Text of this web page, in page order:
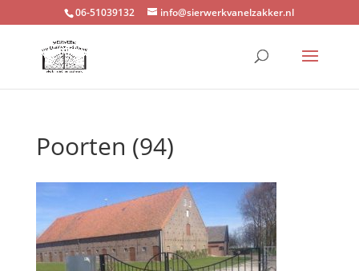
06-51039132 info@sierwerkvanelzakker.nl
Poorten (94)